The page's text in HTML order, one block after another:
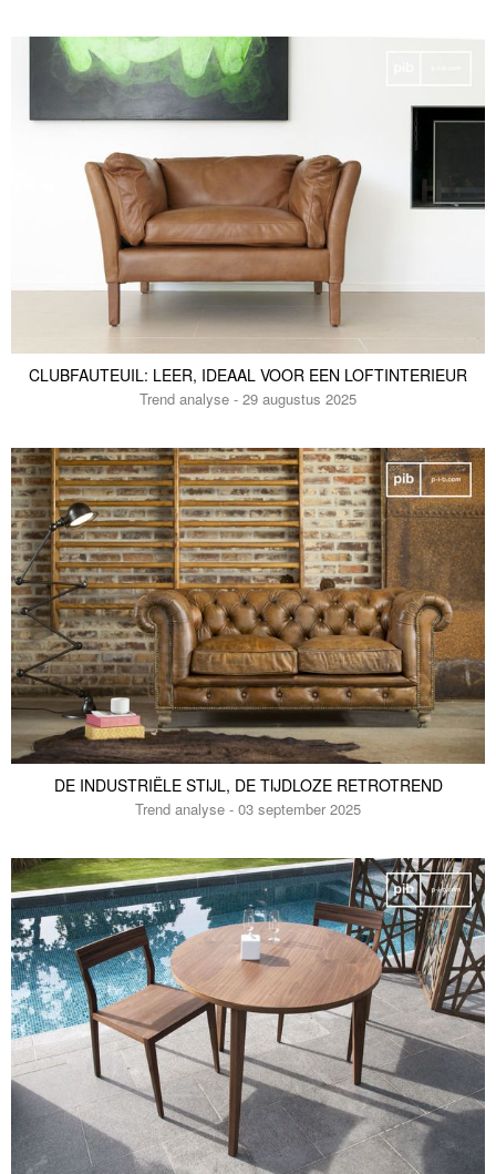
CLUBFAUTEUIL: LEER, IDEAAL VOOR EEN LOFTINTERIEUR
Trend analyse - 29 augustus 2025
DE INDUSTRIËLE STIJL, DE TIJDLOZE RETROTREND
Trend analyse - 03 september 2025